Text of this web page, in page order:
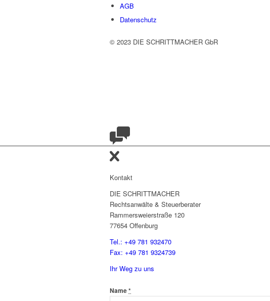
AGB
Datenschutz
© 2023 DIE SCHRITTMACHER GbR
Kontakt
DIE SCHRITTMACHER
Rechtsanwälte & Steuerberater
Rammersweierstraße 120
77654 Offenburg
Tel.: +49 781 932470
Fax: +49 781 9324739
Ihr Weg zu uns
Name*